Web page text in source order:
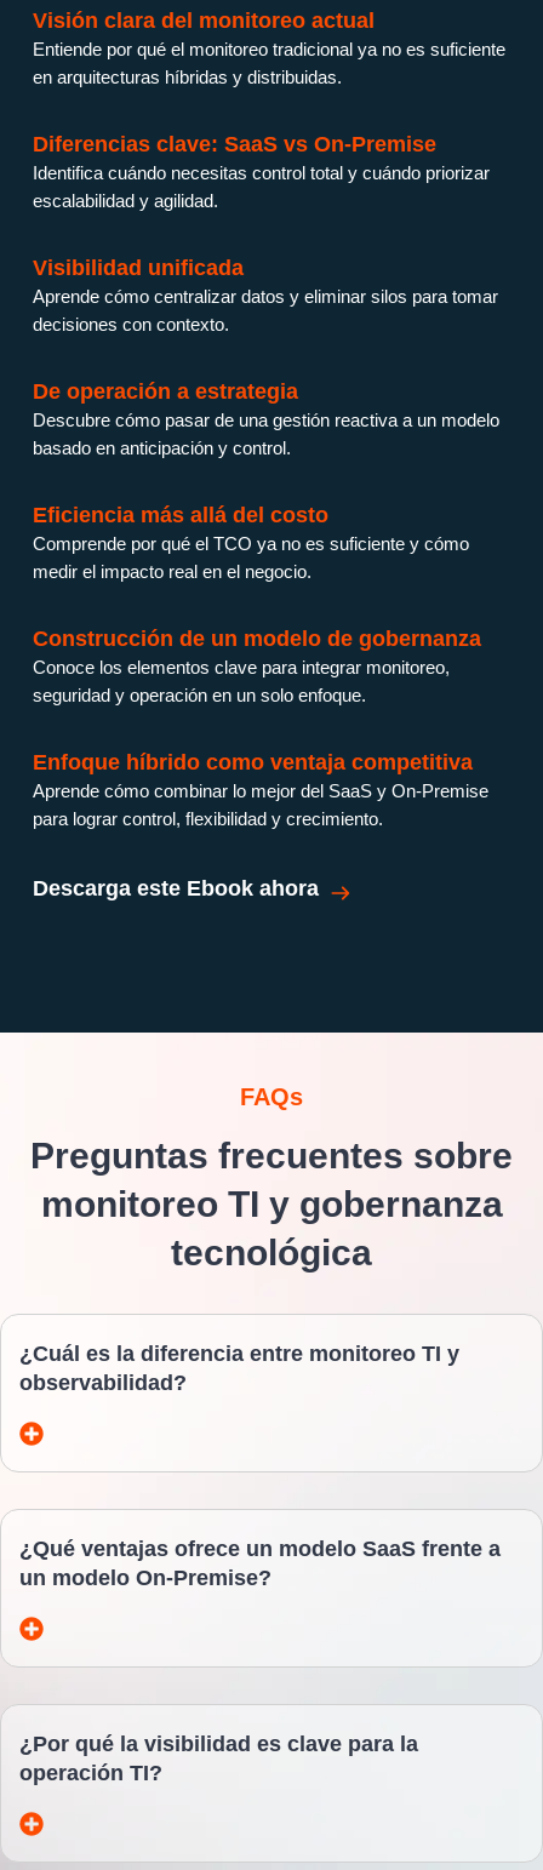
Visión clara del monitoreo actual
Entiende por qué el monitoreo tradicional ya no es suficiente
en arquitecturas híbridas y distribuidas.
Diferencias clave: SaaS vs On-Premise
Identifica cuándo necesitas control total y cuándo priorizar
escalabilidad y agilidad.
Visibilidad unificada
Aprende cómo centralizar datos y eliminar silos para tomar
decisiones con contexto.
De operación a estrategia
Descubre cómo pasar de una gestión reactiva a un modelo
basado en anticipación y control.
Eficiencia más allá del costo
Comprende por qué el TCO ya no es suficiente y cómo
medir el impacto real en el negocio.
Construcción de un modelo de gobernanza
Conoce los elementos clave para integrar monitoreo,
seguridad y operación en un solo enfoque.
Enfoque híbrido como ventaja competitiva
Aprende cómo combinar lo mejor del SaaS y On-Premise
para lograr control, flexibilidad y crecimiento.
Descarga este Ebook ahora
FAQs
Preguntas frecuentes sobre
monitoreo TI y gobernanza
tecnológica
¿Cuál es la diferencia entre monitoreo TI y
observabilidad?
¿Qué ventajas ofrece un modelo SaaS frente a
un modelo On-Premise?
¿Por qué la visibilidad es clave para la
operación TI?